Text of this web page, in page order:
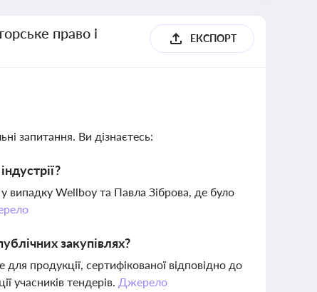
право і
ЕКСПОРТ
запитання. Ви дізнаєтесь:
випадку Wellboy та Павла Зіброва, де було
закупівлях?
продукції, сертифікованої відповідно до
учасників тендерів. Джерело